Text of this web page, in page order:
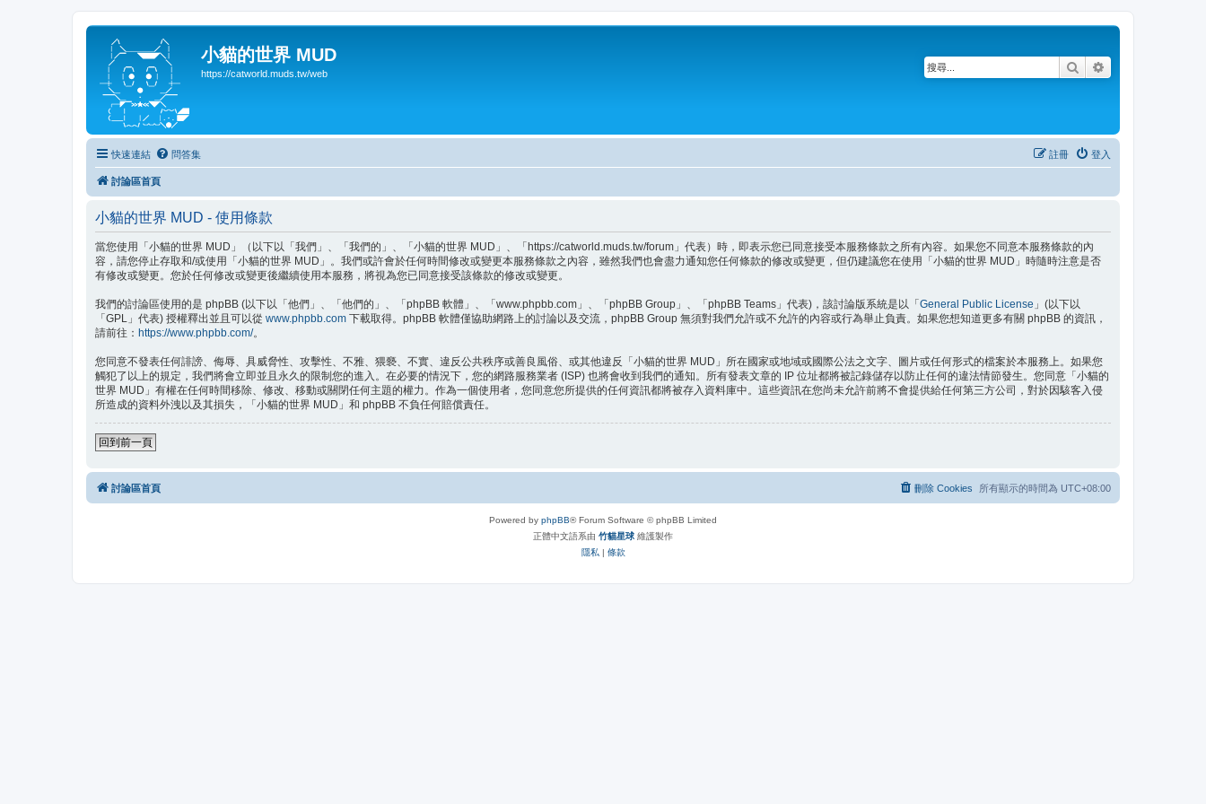
小貓的世界 MUD
https://catworld.muds.tw/web 搜尋
快速連結 問答集 登入
註冊
討論區首頁
小貓的世界 MUD - 使用條款
當您使用「小貓的世界 MUD」（以下以「我們」、「我們的」、「小貓的世界 MUD」、「https://catworld.muds.tw/forum」代表）時，即表示您已同意接受本服務條款之所有內容。如果您不同意本服務條款的內
容，請您停止存取和/或使用「小貓的世界 MUD」。我們或許會於任何時間修改或變更本服務條款之內容，雖然我們也會盡力通知您任何條款的修改或變更，但仍建議您在使用「小貓的世界 MUD」時隨時注意是否
有修改或變更。您於任何修改或變更後繼續使用本服務，將視為您已同意接受該條款的修改或變更。
我們的討論區使用的是 phpBB (以下以「他們」、「他們的」、「phpBB 軟體」、「www.phpbb.com」、「phpBB Group」、「phpBB Teams」代表)，該討論版系統是以「 General Public License 」(以下以
「GPL」代表) 授權釋出並且可以從 www.phpbb.com 下載取得。phpBB 軟體僅協助網路上的討論以及交流，phpBB Group 無須對我們允許或不允許的內容或行為舉止負責。如果您想知道更多有關 phpBB 的資訊，
請前往： https://www.phpbb.com/。
您同意不發表任何誹謗、侮辱、具威脅性、攻擊性、不雅、猥褻、不實、違反公共秩序或善良風俗、或其他違反「小貓的世界 MUD」所在國家或地域或國際公法之文字、圖片或任何形式的檔案於本服務上。如果您
觸犯了以上的規定，我們將會立即並且永久的限制您的進入。在必要的情況下，您的網路服務業者 (ISP) 也將會收到我們的通知。所有發表文章的 IP 位址都將被記錄儲存以防止任何的違法情節發生。您同意「小貓的
世界 MUD」有權在任何時間移除、修改、移動或關閉任何主題的權力。作為一個使用者，您同意您所提供的任何資訊都將被存入資料庫中。這些資訊在您尚未允許前將不會提供給任何第三方公司，對於因駭客入侵
所造成的資料外洩以及其損失，「小貓的世界 MUD」和 phpBB 不負任何賠償責任。
回到前一頁
討論區首頁 所有顯示的時間為 UTC+08:00
刪除 Cookies
Powered by phpBB® Forum Software © phpBB Limited
正體中文語系由 竹貓星球 維護製作
隱私 | 條款